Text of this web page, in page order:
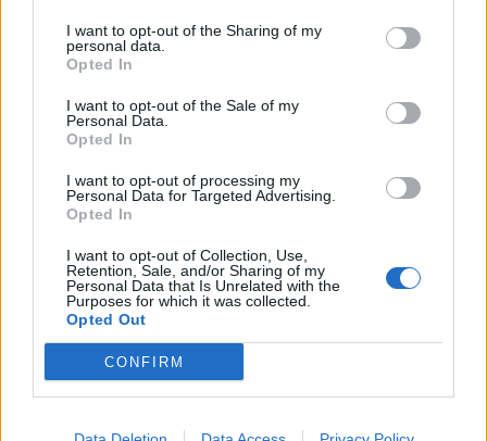
I want to opt-out of the Sharing of my
personal data.
Opted In
I want to opt-out of the Sale of my
Personal Data.
Opted In
I want to opt-out of processing my
Personal Data for Targeted Advertising.
Opted In
I want to opt-out of Collection, Use,
Retention, Sale, and/or Sharing of my
Personal Data that Is Unrelated with the
Purposes for which it was collected.
Opted Out
CONFIRM